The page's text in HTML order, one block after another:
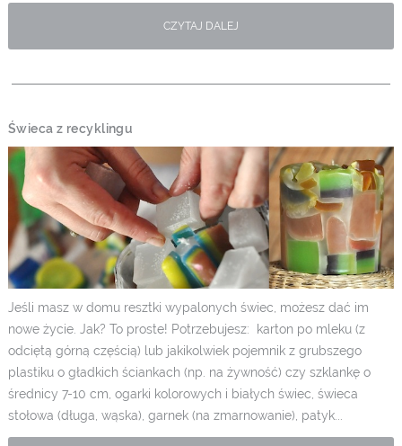
CZYTAJ DALEJ
Świeca z recyklingu
Jeśli masz w domu resztki wypalonych świec, możesz dać im
nowe życie. Jak? To proste! Potrzebujesz: karton po mleku (z
odciętą górną częścią) lub jakikolwiek pojemnik z grubszego
plastiku o gładkich ściankach (np. na żywność) czy szklankę o
średnicy 7-10 cm, ogarki kolorowych i białych świec, świeca
stołowa (długa, wąska), garnek (na zmarnowanie), patyk...